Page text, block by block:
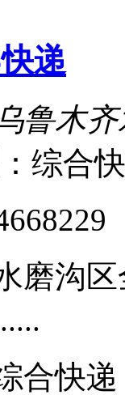
递
鲁木
综合
磨沟
合快递